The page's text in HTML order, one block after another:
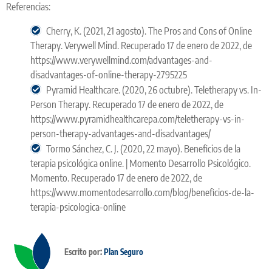
Referencias:
Cherry, K. (2021, 21 agosto). The Pros and Cons of Online
Therapy. Verywell Mind. Recuperado 17 de enero de 2022, de
https://www.verywellmind.com/advantages-and-
disadvantages-of-online-therapy-2795225
Pyramid Healthcare. (2020, 26 octubre). Teletherapy vs. In-
Person Therapy. Recuperado 17 de enero de 2022, de
https://www.pyramidhealthcarepa.com/teletherapy-vs-in-
person-therapy-advantages-and-disadvantages/
Tormo Sánchez, C. J. (2020, 22 mayo). Beneficios de la
terapia psicológica online. | Momento Desarrollo Psicológico.
Momento. Recuperado 17 de enero de 2022, de
https://www.momentodesarrollo.com/blog/beneficios-de-la-
terapia-psicologica-online
Escrito por: Plan Seguro